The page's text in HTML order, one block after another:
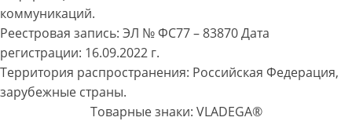
коммуникаций.
Реестровая запись: ЭЛ № ФС77 – 83870 Дата
регистрации: 16.09.2022 г.
Территория распространения: Российская Федерация,
зарубежные страны.
Товарные знаки: VLADEGA®